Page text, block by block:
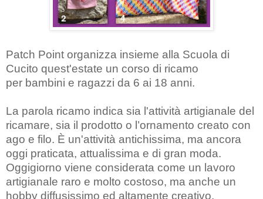
Patch Point organizza insieme alla Scuola di
Cucito quest'estate un corso di ricamo
per bambini e ragazzi da 6 ai 18 anni.
La parola ricamo indica sia l'attività artigianale del
ricamare, sia il prodotto o l’ornamento creato con
ago e filo. È un'attività antichissima, ma ancora
oggi praticata, attualissima e di gran moda.
Oggigiorno viene considerata come un lavoro
artigianale raro e molto costoso, ma anche un
hobby diffusissimo ed altamente creativo.